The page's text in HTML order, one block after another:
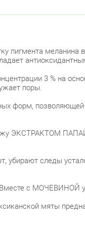
пигмента
3 % на
поры.
форм,
ПАПАЙИ
следы
с МОЧЕВИНОЙ
мяты